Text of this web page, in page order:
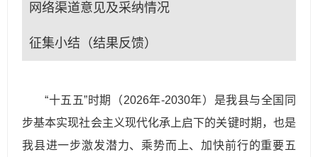
网络渠道意见及采纳情况
征集小结（结果反馈）
“十五五”时期（2026年-2030年）是我县与全国同
步基本实现社会主义现代化承上启下的关键时期，也是
我县进一步激发潜力、乘势而上、加快前行的重要五